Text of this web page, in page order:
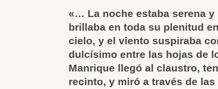
«… La noche estaba serena y
brillaba en toda su plenitud
cielo, y el viento suspiraba
dulcísimo entre las hojas de
Manrique llegó al claustro,
recinto, y miró a través de